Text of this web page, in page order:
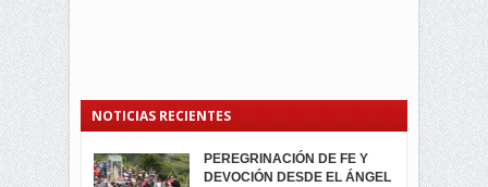
NOTICIAS RECIENTES
PEREGRINACIÓN DE FE Y
DEVOCIÓN DESDE EL ÁNGEL
PROCESIÓN DE LA VIRGEN
DE LA CARIDAD 2024
SEGUNDA VUELTA
ELECCIONES